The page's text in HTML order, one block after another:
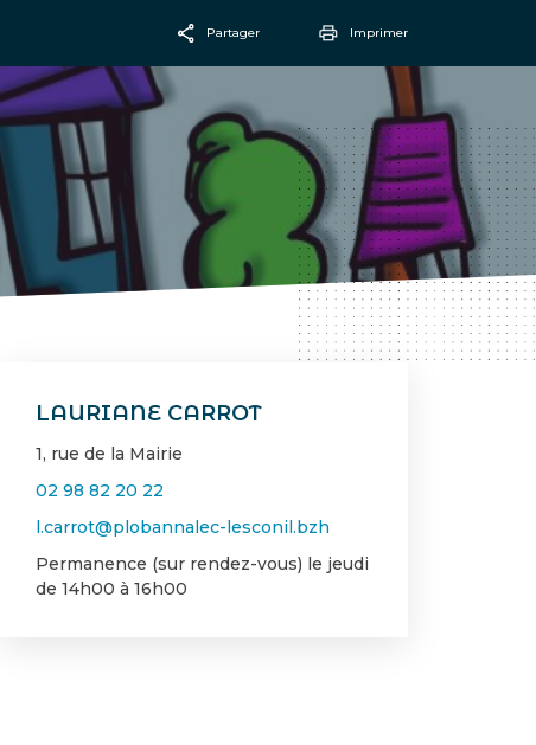
Partager
Email
Imprimer
LAURIANE CARROT
1, rue de la Mairie
02 98 82 20 22
l.carrot@plobannalec-lesconil.bzh
Permanence (sur rendez-vous) le jeudi
de 14h00 à 16h00